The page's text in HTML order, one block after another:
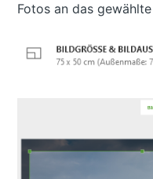
Fotos an das